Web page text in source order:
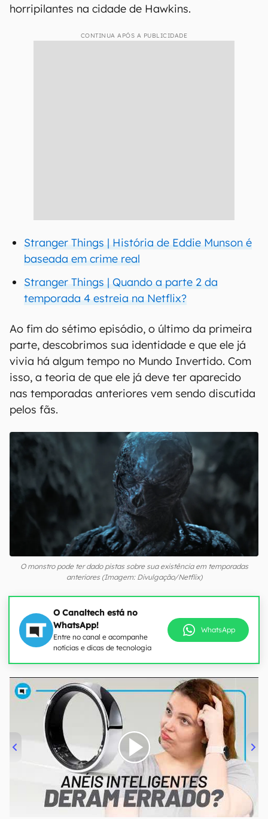
horripilantes na cidade de Hawkins.
CONTINUA APÓS A PUBLICIDADE
Stranger Things | História de Eddie Munson é
baseada em crime real
Stranger Things | Quando a parte 2 da
temporada 4 estreia na Netflix?
Ao fim do sétimo episódio, o último da primeira
parte, descobrimos sua identidade e que ele já
vivia há algum tempo no Mundo Invertido. Com
isso, a teoria de que ele já deve ter aparecido
nas temporadas anteriores vem sendo discutida
pelos fãs.
O monstro pode ter dado pistas sobre sua existência em temporadas
anteriores (Imagem: Divulgação/Netflix)
O Canaltech está no
WhatsApp!
Entre no canal e acompanhe
notícias e dicas de tecnologia
WhatsApp
00:00/21:11